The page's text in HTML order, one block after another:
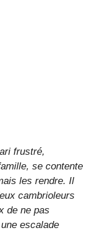
frustré,
se contente
les rendre. Il
cambrioleurs
de ne pas
escalade